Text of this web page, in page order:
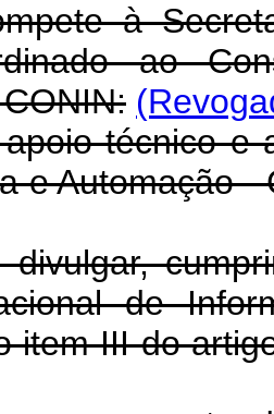
à
ao
técnico e
e Automação -
de
item III do